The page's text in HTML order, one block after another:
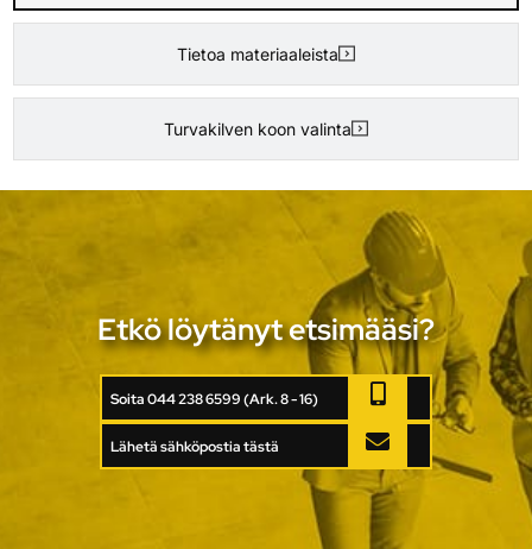
Tietoa materiaaleista
Turvakilven koon valinta
Etkö löytänyt etsimääsi?
Soita 044 238 6599 (Ark. 8 - 16)
Lähetä sähköpostia tästä